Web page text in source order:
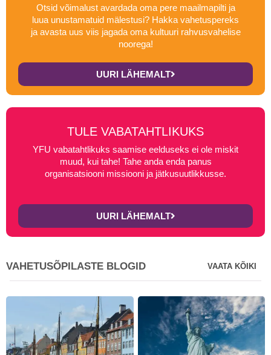
Otsid võimalust avardada oma pere maailmapilti ja
luua unustamatuid mälestusi? Hakka vahetuspereks
ja avasta uus viis jagada oma kultuuri rahvusvahelise
noorega!
UURI LÄHEMALT
TULE VABATAHTLIKUKS
YFU vabatahtlikuks saamise eelduseks ei ole miskit
muud, kui tahe! Tahe anda enda panus
organisatsiooni missiooni ja jätkusuutlikkusse.
UURI LÄHEMALT
VAHETUSÕPILASTE BLOGID VAATA KÕIKI